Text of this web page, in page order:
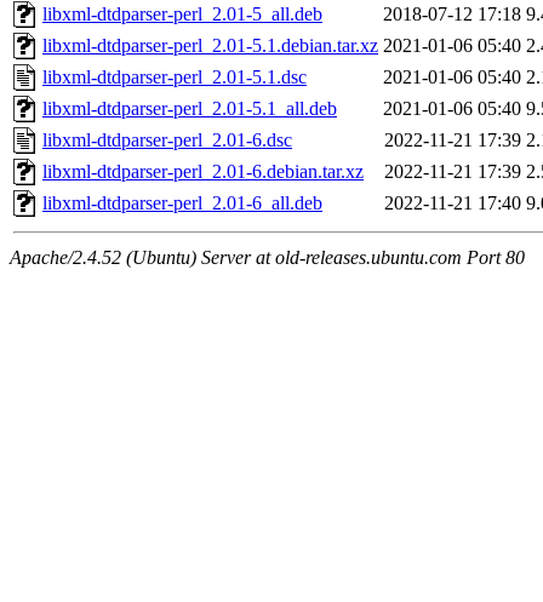
libxml-dtdparser-perl_2.01-5_all.deb
2018-07-12 17:18
libxml-dtdparser-perl_2.01-5.1.debian.tar.xz 2021-01-06 05:40
libxml-dtdparser-perl_2.01-5.1.dsc
2021-01-06 05:40
libxml-dtdparser-perl_2.01-5.1_all.deb
2021-01-06 05:40
libxml-dtdparser-perl_2.01-6.dsc
2022-11-21 17:39
libxml-dtdparser-perl_2.01-6.debian.tar.xz
2022-11-21 17:39
libxml-dtdparser-perl_2.01-6_all.deb
2022-11-21 17:40
Apache/2.4.52 (Ubuntu) Server at old-releases.ubuntu.com Port 80